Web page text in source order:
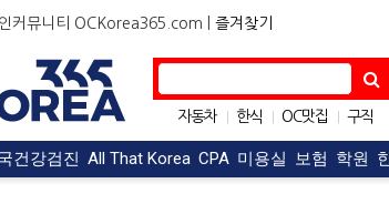
커뮤니티 OCKorea365.com | 즐겨찾기
자동차 한식 OC맛집 구직
| 아파트 | 구인
건강검진 All That Korea CPA 미용실 보험 학원